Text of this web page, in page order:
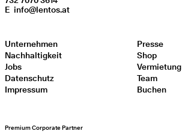
E info@lentos.at
Unternehmen
Nachhaltigkeit
Jobs
Datenschutz
Impressum
Presse
Shop
Vermietung
Team
Buchen
Premium Corporate Partner